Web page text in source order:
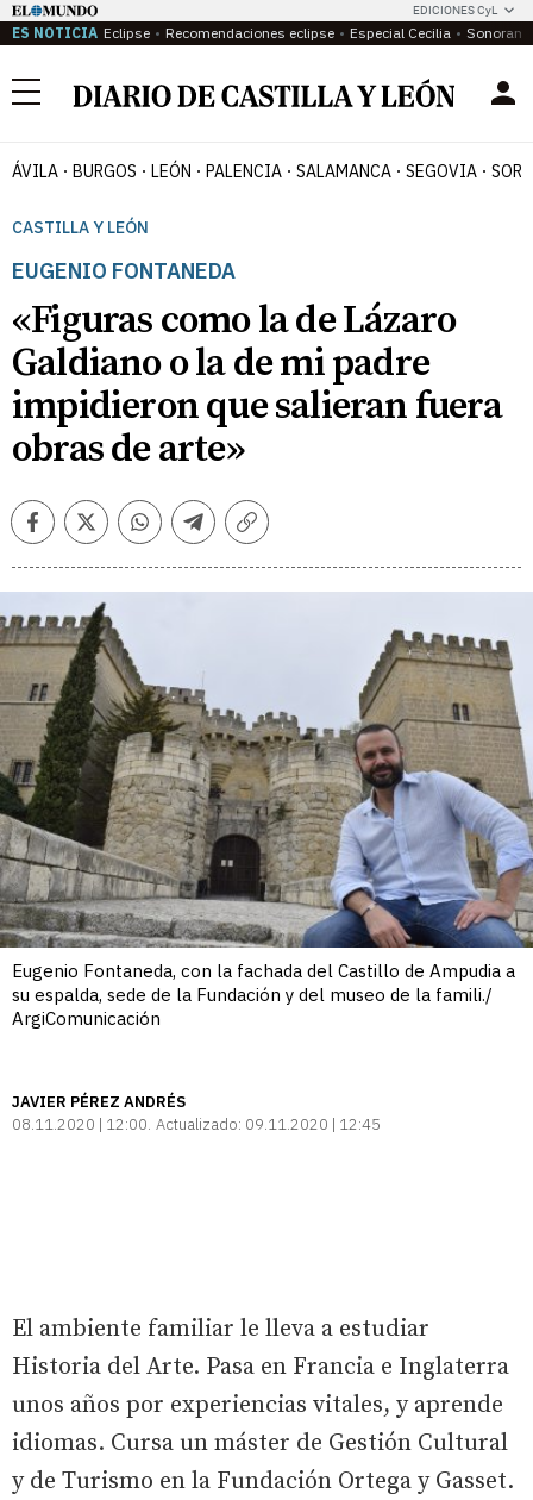
EDICIONES CyL
ES NOTICIA Eclipse Recomendaciones eclipse Especial Cecilia
Menú
ÁVILA BURGOS LEÓN PALENCIA SALAMANCA SEGOVIA
CASTILLA Y LEÓN
EUGENIO FONTANEDA
«Figuras como la de Lázaro
Galdiano o la de mi padre
impidieron que salieran fuera
obras de arte»
FacebookTwitterWhatsappTelegramCopiar
Eugenio Fontaneda, con la fachada del Castillo de Ampudia a
su espalda, sede de la Fundación y del museo de la famili./
ArgiComunicación
JAVIER PÉREZ ANDRÉS
08.11.2020 | 12:00 Actualizado: 09.11.2020 | 12:45
El ambiente familiar le lleva a estudiar
Historia del Arte. Pasa en Francia e Inglaterra
unos años por experiencias vitales, y aprende
idiomas. Cursa un máster de Gestión Cultural
y de Turismo en la Fundación Ortega y Gasset.